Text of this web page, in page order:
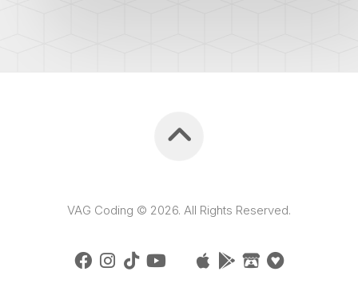
VAG Coding © 2026. All Rights Reserved.